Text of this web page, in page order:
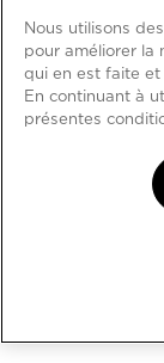
Nous utilisons
pour améliorer la
qui en est faite
En continuant à
présentes